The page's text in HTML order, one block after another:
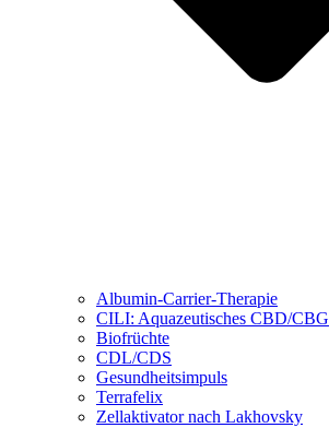
Albumin-Carrier-Therapie
CILI: Aquazeutisches CBD/CBG
Biofrüchte
CDL/CDS
Gesundheitsimpuls
Terrafelix
Zellaktivator nach Lakhovsky